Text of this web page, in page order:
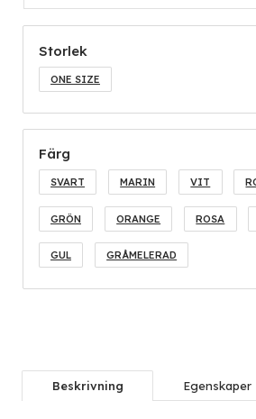
Storlek
ONE SIZE
Färg
SVART MARIN VIT
GRÖN ORANGE ROSA
GUL GRÅMELERAD
Beskrivning Egenskaper